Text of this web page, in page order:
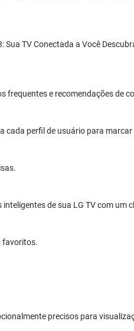
TV Conectada a Você
frequentes e recomendações de
cada perfil de usuário para
de sua LG TV com um
favoritos.
precisos para